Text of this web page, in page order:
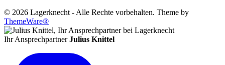
© 2026 Lagerknecht - Alle Rechte vorbehalten. Theme by
ThemeWare®
Ihr Ansprechpartner Julius Knittel